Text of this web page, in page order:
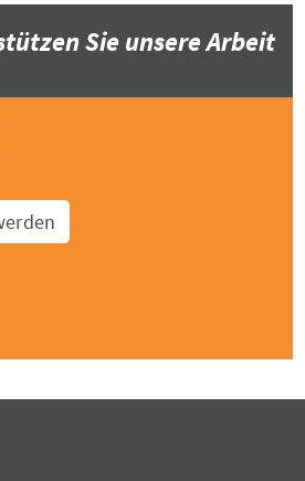
Sie unsere Arbeit!